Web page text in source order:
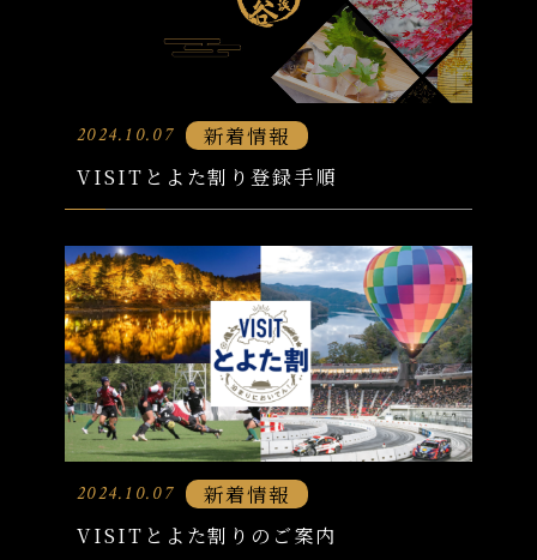
2024.10.07
新着情報
VISITとよた割り登録手順
2024.10.07
新着情報
VISITとよた割りのご案内